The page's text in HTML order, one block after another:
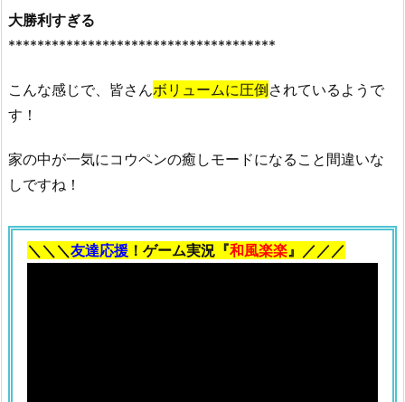
大勝利すぎる
*************************************
こんな感じで、皆さんボリュームに圧倒されているようで
す！
家の中が一気にコウペンの癒しモードになること間違いな
しですね！
＼＼＼ 友達応援 ！ゲーム実況『和風楽楽 』／／／